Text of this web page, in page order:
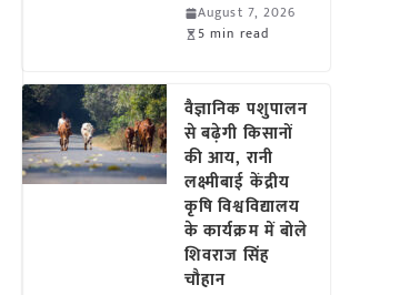
August 7, 2026
5 min read
वैज्ञानिक पशुपालन
से बढ़ेगी किसानों
की आय, रानी
लक्ष्मीबाई केंद्रीय
कृषि विश्वविद्यालय
के कार्यक्रम में बोले
शिवराज सिंह
चौहान